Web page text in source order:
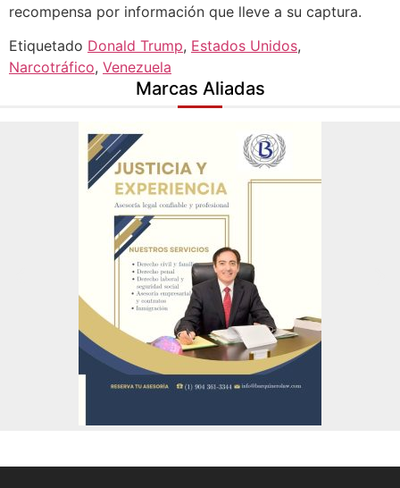
recompensa por información que lleve a su captura.
Etiquetado Donald Trump, Estados Unidos,
Narcotráfico, Venezuela
Marcas Aliadas